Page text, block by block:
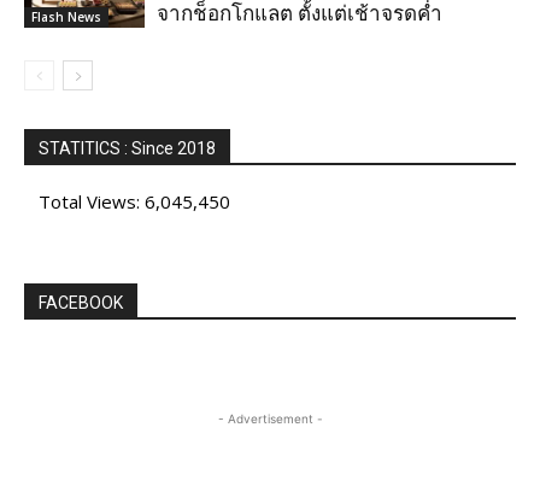
Flash News
จากช็อกโกแลต ตั้งแต่เช้าจรดค่ำ
STATITICS : Since 2018
Total Views: 6,045,450
FACEBOOK
- Advertisement -